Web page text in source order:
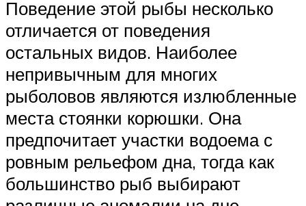
Поведение этой рыбы несколько
отличается от поведения
остальных видов. Наиболее
непривычным для многих
рыболовов являются излюбленные
места стоянки корюшки. Она
предпочитает участки водоема с
ровным рельефом дна, тогда как
большинство рыб выбирают